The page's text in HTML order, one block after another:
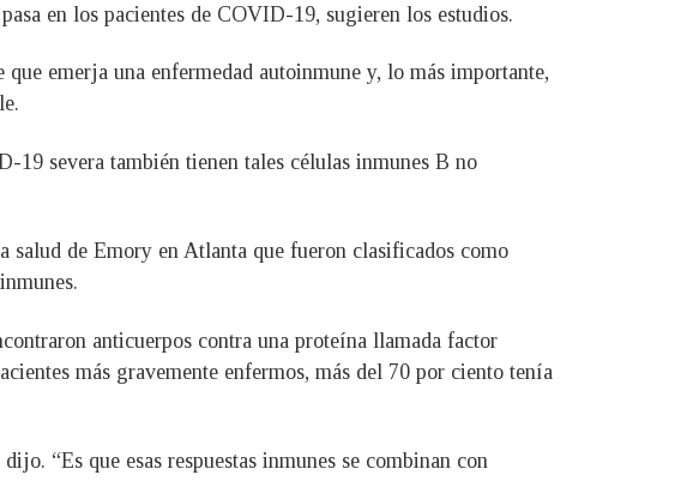
en los pacientes de COVID-19, sugieren los estudios.
emerja una enfermedad autoinmune y, lo más importante,
19 severa también tienen tales células inmunes B no
salud de Emory en Atlanta que fueron clasificados como
anticuerpos contra una proteína llamada factor
más gravemente enfermos, más del 70 por ciento tenía
“Es que esas respuestas inmunes se combinan con